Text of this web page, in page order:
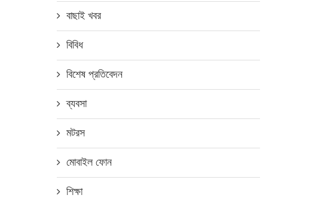
বাছাই খবর
বিবিধ
বিশেষ প্রতিবেদন
ব্যবসা
মটরস
মোবাইল ফোন
শিক্ষা